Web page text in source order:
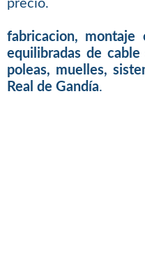
precio.
fabricacion, montaje
equilibradas de
poleas, muelles,
Real de Gandía.